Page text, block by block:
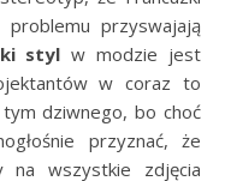
przyswajają
stylw modzie jest
w coraz to
dziwnego, bo choć
przyznać, że
na wszystkie zdjęcia